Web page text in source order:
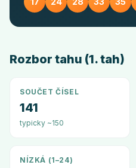
Rozbor tahu (1. tah)
SOUČET ČÍSEL
141
typicky ~150
NÍZKÁ (1–24)